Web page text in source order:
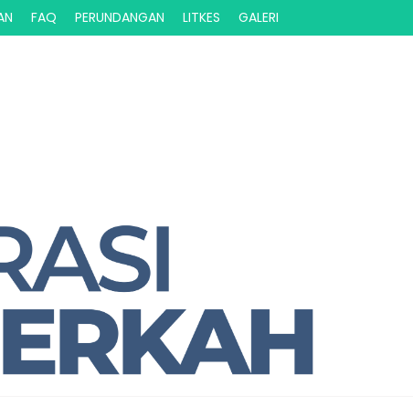
FAQ PERUNDANGAN LITKES GALERI